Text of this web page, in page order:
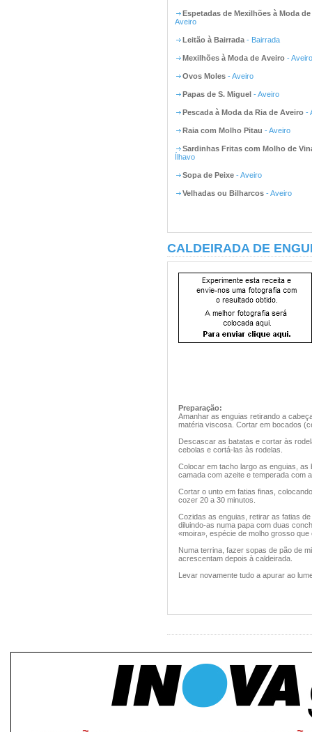
Espetadas de Mexilhões à Moda
Aveiro
Leitão à Bairrada - Bairrada
Mexilhões à Moda de Aveiro - Aveiro
Ovos Moles - Aveiro
Papas de S. Miguel - Aveiro
Pescada à Moda da Ria de Aveiro -
Raia com Molho Pitau - Aveiro
Sardinhas Fritas com Molho de
Ílhavo
Sopa de Peixe - Aveiro
Velhadas ou Bilharcos - Aveiro
CALDEIRADA DE
Preparação:
Amanhar as enguias retirando a
matéria viscosa. Cortar em bocados
Descascar as batatas e cortar às
cebolas e cortá-las às rodelas.
Colocar em tacho largo as enguias,
camada com azeite e temperada com
Cortar o unto em fatias finas,
cozer 20 a 30 minutos.
Cozidas as enguias, retirar as fatias
diluindo-as numa papa com duas
«moira», espécie de molho grosso
Numa terrina, fazer sopas de pão de
acrescentam depois à caldeirada.
Levar novamente tudo a apurar ao